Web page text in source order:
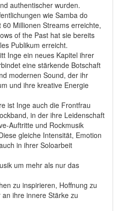
authentischer wurden.
wie Samba do
60 Millionen Streams erreichte,
of the Past hat sie bereits
Publikum erreicht.
Inge ein neues Kapitel ihrer
eine stärkende Botschaft
modernen Sound, der ihr
und ihre kreative Energie
ist Inge auch die Frontfrau
in der ihre Leidenschaft
Auftritte und Rockmusik
gleiche Intensität, Emotion
in ihrer Soloarbeit
um mehr als nur das
zu inspirieren, Hoffnung zu
ihre innere Stärke zu